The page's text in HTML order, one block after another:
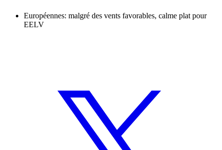
Européennes: malgré des vents favorables, calme plat pour
EELV